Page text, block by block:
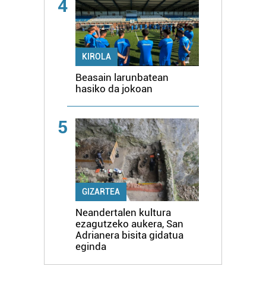
4
KIROLA
Beasain larunbatean
hasiko da jokoan
5
GIZARTEA
Neandertalen kultura
ezagutzeko aukera, San
Adrianera bisita gidatua
eginda